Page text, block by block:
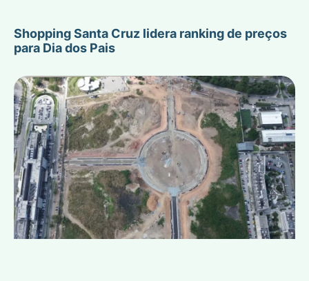
Shopping Santa Cruz lidera ranking de preços
para Dia dos Pais